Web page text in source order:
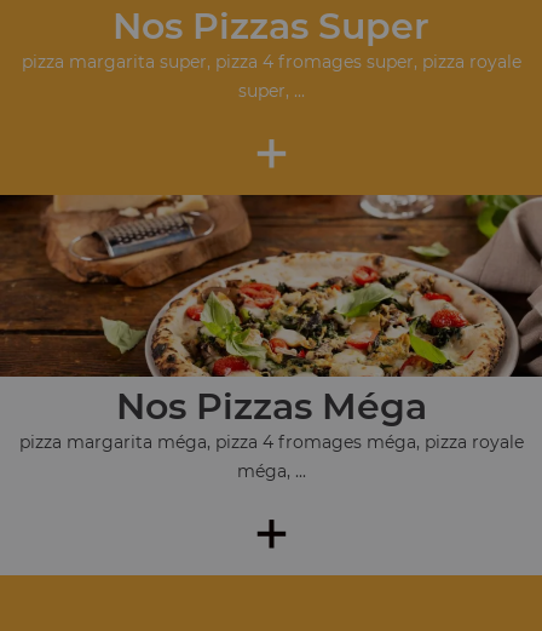
Nos Pizzas Super
pizza margarita super, pizza 4 fromages super, pizza royale
super, ...
+
Nos Pizzas Méga
pizza margarita méga, pizza 4 fromages méga, pizza royale
méga, ...
+